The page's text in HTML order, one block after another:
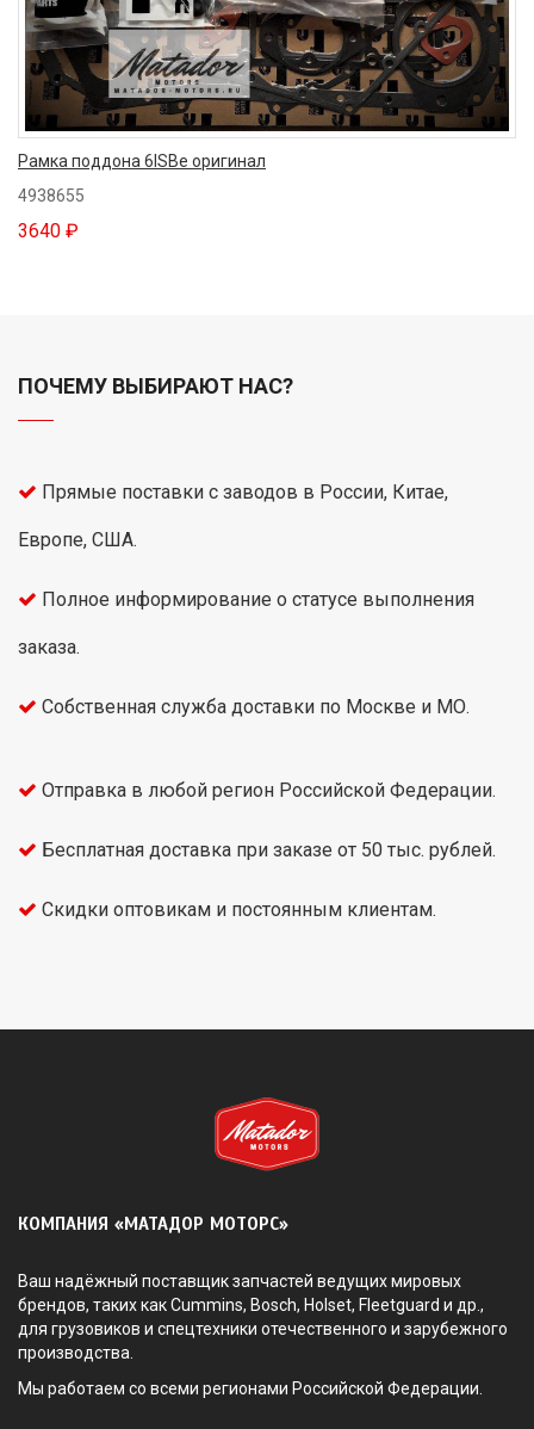
Рамка поддона 6ISBe оригинал
4938655
3640 ₽
ПОЧЕМУ ВЫБИРАЮТ НАС?
Прямые поставки с заводов в России, Китае,
Европе, США.
Полное информирование о статусе выполнения
заказа.
Собственная служба доставки по Москве и МО.
Отправка в любой регион Российской Федерации.
Бесплатная доставка при заказе от 50 тыс. рублей.
Скидки оптовикам и постоянным клиентам.
КОМПАНИЯ «МАТАДОР МОТОРС»
Ваш надёжный поставщик запчастей ведущих мировых
брендов, таких как Cummins, Bosch, Holset, Fleetguard и др.,
для грузовиков и спецтехники отечественного и зарубежного
производства.
Мы работаем со всеми регионами Российской Федерации.